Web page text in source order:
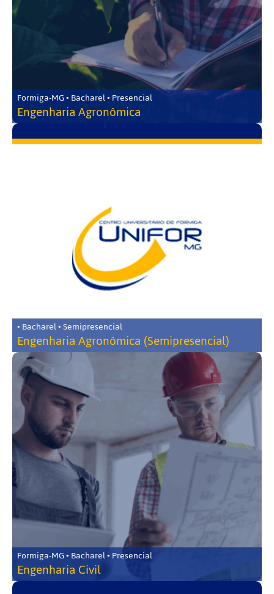
Formiga-MG • Bacharel • Presencial
Engenharia Agronômica
• Bacharel • Semipresencial
Engenharia Agronômica (Semipresencial)
Formiga-MG • Bacharel • Presencial
Engenharia Civil